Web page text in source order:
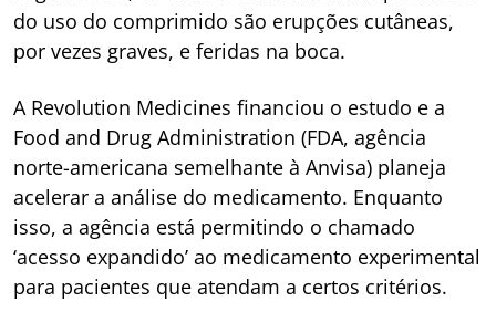
do uso do comprimido são erupções cutâneas,
por vezes graves, e feridas na boca.
A Revolution Medicines financiou o estudo e a
Food and Drug Administration (FDA, agência
norte-americana semelhante à Anvisa) planeja
acelerar a análise do medicamento. Enquanto
isso, a agência está permitindo o chamado
‘acesso expandido’ ao medicamento experimental
para pacientes que atendam a certos critérios.